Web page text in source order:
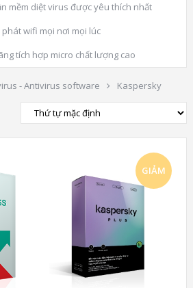
mềm diệt virus được yêu thích nhất
phát wifi mọi nơi mọi lúc
tích hợp micro chất lượng cao
- Antivirus software Kaspersky
GIẢM